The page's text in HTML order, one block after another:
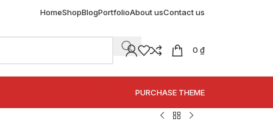
HomeShopBlogPortfolioAbout usContact us
0 ₫
PURCHASE THEME